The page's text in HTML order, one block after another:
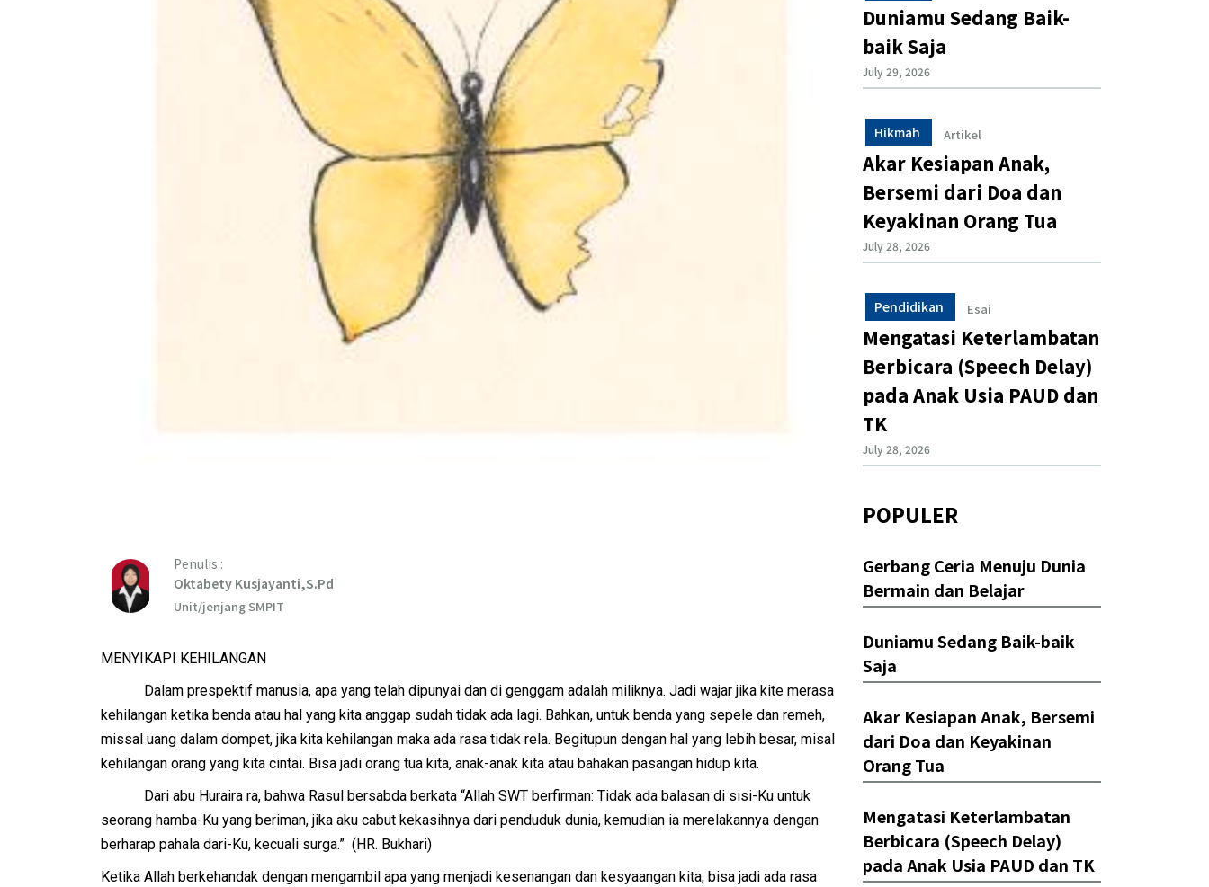
Penulis :
Oktabety Kusjayanti,S.Pd
Unit/jenjang SMPIT
MENYIKAPI KEHILANGAN
Dalam prespektif manusia, apa yang telah dipunyai dan di genggam adalah miliknya. Jadi wajar jika kite merasa
kehilangan ketika benda atau hal yang kita anggap sudah tidak ada lagi. Bahkan, untuk benda yang sepele dan remeh,
missal uang dalam dompet, jika kita kehilangan maka ada rasa tidak rela. Begitupun dengan hal yang lebih besar, misal
kehilangan orang yang kita cintai. Bisa jadi orang tua kita, anak-anak kita atau bahakan pasangan hidup kita.
Dari abu Huraira ra, bahwa Rasul bersabda berkata “Allah SWT berfirman: Tidak ada balasan di sisi-Ku untuk
seorang hamba-Ku yang beriman, jika aku cabut kekasihnya dari penduduk dunia, kemudian ia merelakannya dengan
berharap pahala dari-Ku, kecuali surga.” (HR. Bukhari)
Ketika Allah berkehandak dengan mengambil apa yang menjadi kesenangan dan kesyaangan kita, bisa jadi ada rasa
Duniamu Sedang Baik-
baik Saja
July 29, 2026
Hikmah Artikel
Akar Kesiapan Anak,
Bersemi dari Doa dan
Keyakinan Orang Tua
July 28, 2026
Pendidikan Esai
Mengatasi Keterlambatan
Berbicara (Speech Delay)
pada Anak Usia PAUD dan
TK
July 28, 2026
POPULER
Gerbang Ceria Menuju Dunia
Bermain dan Belajar
Duniamu Sedang Baik-baik
Saja
Akar Kesiapan Anak, Bersemi
dari Doa dan Keyakinan
Orang Tua
Mengatasi Keterlambatan
Berbicara (Speech Delay)
pada Anak Usia PAUD dan TK